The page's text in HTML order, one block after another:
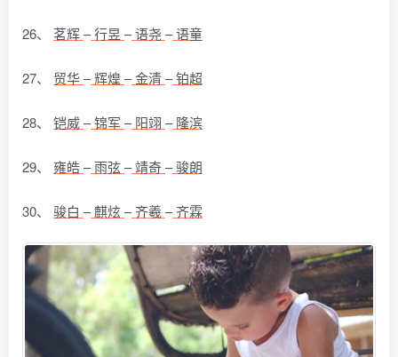
26、 茗辉–行昱 –语尧 –语童
27、 贸华–辉煌 –金清–铂超
28、 铠威–锦军 –阳翊 –隆滨
29、 雍皓–雨弦–靖奇–骏朗
30、 骏白 –麒炫–齐羲–齐霖